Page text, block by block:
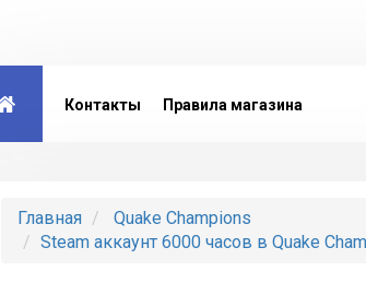
Контакты Правила магазина
Главная
Quake Champions
Steam аккаунт 6000 часов в Quake